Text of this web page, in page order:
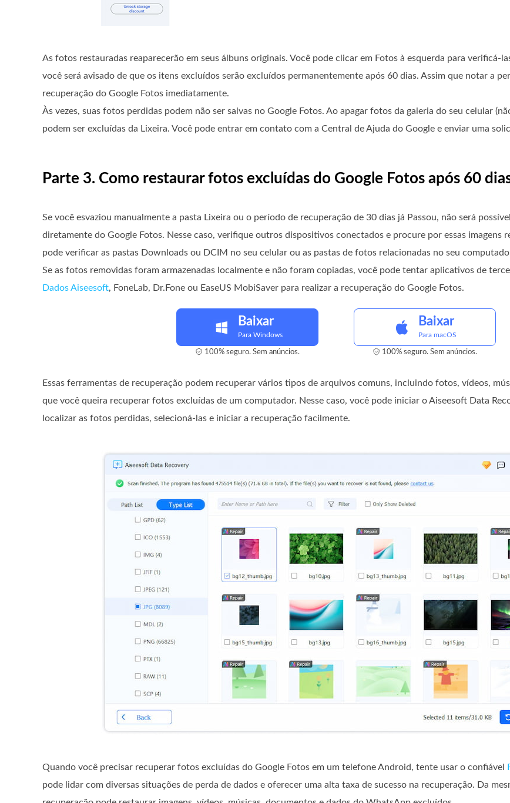
As fotos restauradas reaparecerão em seus álbuns originais. Você pode clicar em Fotos à esquerda para verificá-
você será avisado de que os itens excluídos serão excluídos permanentemente após 60 dias. Assim que notar a
recuperação do Google Fotos imediatamente.
Às vezes, suas fotos perdidas podem não ser salvas no Google Fotos. Ao apagar fotos da galeria do seu celular
podem ser excluídas da Lixeira. Você pode entrar em contato com a Central de Ajuda do Google e enviar uma
Parte 3. Como restaurar fotos excluídas do Google Fotos após 60
Se você esvaziou manualmente a pasta Lixeira ou o período de recuperação de 30 dias já Passou, não será
diretamente do Google Fotos. Nesse caso, verifique outros dispositivos conectados e procure por essas imagens
pode verificar as pastas Downloads ou DCIM no seu celular ou as pastas de fotos relacionadas no seu
Se as fotos removidas foram armazenadas localmente e não foram copiadas, você pode tentar aplicativos de
Dados Aiseesoft, FoneLab, Dr.Fone ou EaseUS MobiSaver para realizar a recuperação do Google Fotos.
Baixar
Para Windows
100% seguro. Sem anúncios.
Baixar
Para macOS
100% seguro. Sem anúncios.
Essas ferramentas de recuperação podem recuperar vários tipos de arquivos comuns, incluindo fotos, vídeos,
que você queira recuperar fotos excluídas de um computador. Nesse caso, você pode iniciar o Aiseesoft Data
localizar as fotos perdidas, selecioná-las e iniciar a recuperação facilmente.
Quando você precisar recuperar fotos excluídas do Google Fotos em um telefone Android, tente usar o confiável
pode lidar com diversas situações de perda de dados e oferecer uma alta taxa de sucesso na recuperação. Da